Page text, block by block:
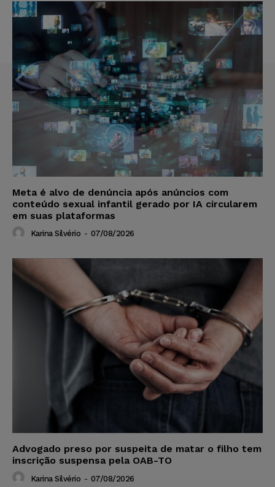
Meta é alvo de denúncia após anúncios com
conteúdo sexual infantil gerado por IA circularem
em suas plataformas
Karina Silvério - 07/08/2026
Advogado preso por suspeita de matar o filho tem
inscrição suspensa pela OAB-TO
Karina Silvério - 07/08/2026